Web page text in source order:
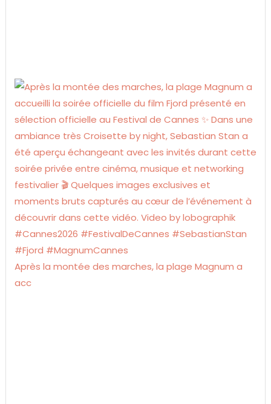
Après la montée des marches, la plage Magnum a
acc